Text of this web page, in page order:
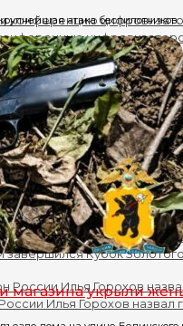
ученых Ярославской
Илья Горохов
появилась пятая звезда
завершился Кубок
Илья Горохов
атака
магазина укрыли